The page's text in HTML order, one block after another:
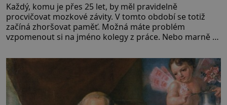
Každý, komu je přes 25 let, by měl pravidelně
procvičovat mozkové závity. V tomto období se totiž
začíná zhoršovat paměť. Možná máte problém
vzpomenout si na jméno kolegy z práce. Nebo marně v
Je to opravdu tak, s věkem jako kdyby se paměť
rozhodla stávkovat. Cvičte